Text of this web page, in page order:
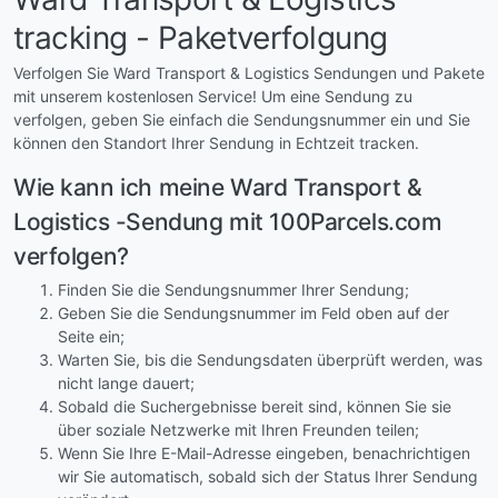
tracking - Paketverfolgung
Verfolgen Sie Ward Transport & Logistics Sendungen und Pakete
mit unserem kostenlosen Service! Um eine Sendung zu
verfolgen, geben Sie einfach die Sendungsnummer ein und Sie
können den Standort Ihrer Sendung in Echtzeit tracken.
Wie kann ich meine Ward Transport &
Logistics -Sendung mit 100Parcels.com
verfolgen?
Finden Sie die Sendungsnummer Ihrer Sendung;
Geben Sie die Sendungsnummer im Feld oben auf der
Seite ein;
Warten Sie, bis die Sendungsdaten überprüft werden, was
nicht lange dauert;
Sobald die Suchergebnisse bereit sind, können Sie sie
über soziale Netzwerke mit Ihren Freunden teilen;
Wenn Sie Ihre E-Mail-Adresse eingeben, benachrichtigen
wir Sie automatisch, sobald sich der Status Ihrer Sendung